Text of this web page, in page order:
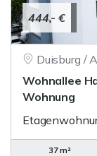
444,- €
Duisburg /
Wohnallee
Wohnung
37 m²